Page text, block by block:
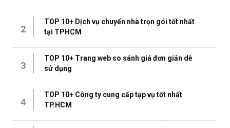
2
TOP 10+ Dịch vụ chuyển nhà trọn gói tốt nhất
tại TPHCM
3
TOP 10+ Trang web so sánh giá đơn giản dễ
sử dụng
4
TOP 10+ Công ty cung cấp tạp vụ tốt nhất
TP.HCM